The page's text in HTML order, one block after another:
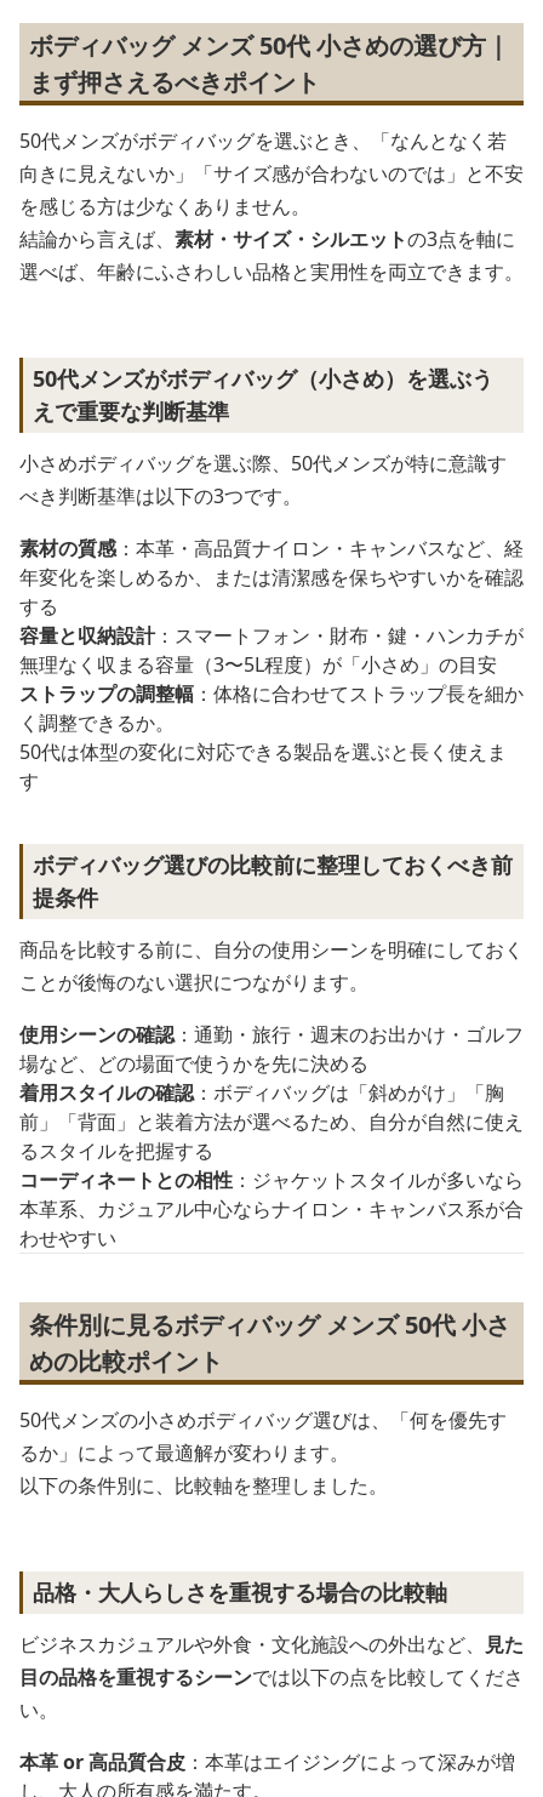
ボディバッグ メンズ 50代 小さめの選び方｜
まず押さえるべきポイント
50代メンズがボディバッグを選ぶとき、「なんとなく若
向きに見えないか」「サイズ感が合わないのでは」と不安
を感じる方は少なくありません。
結論から言えば、 素材・サイズ・シルエットの3点を軸に
選べば、年齢にふさわしい品格と実用性を両立できます。
50代メンズがボディバッグ（小さめ）を選ぶう
えで重要な判断基準
小さめボディバッグを選ぶ際、50代メンズが特に意識す
べき判断基準は以下の3つです。
素材の質感：本革・高品質ナイロン・キャンバスなど、経
年変化を楽しめるか、または清潔感を保ちやすいかを確認
する
容量と収納設計：スマートフォン・財布・鍵・ハンカチが
無理なく収まる容量（3〜5L程度）が「小さめ」の目安
ストラップの調整幅 ：体格に合わせてストラップ長を細か
く調整できるか。
50代は体型の変化に対応できる製品を選ぶと長く使えま
す
ボディバッグ選びの比較前に整理しておくべき前
提条件
商品を比較する前に、自分の使用シーンを明確にしておく
ことが後悔のない選択につながります。
使用シーンの確認：通勤・旅行・週末のお出かけ・ゴルフ
場など、どの場面で使うかを先に決める
着用スタイルの確認：ボディバッグは「斜めがけ」「胸
前」「背面」と装着方法が選べるため、自分が自然に使え
るスタイルを把握する
コーディネートとの相性 ：ジャケットスタイルが多いなら
本革系、カジュアル中心ならナイロン・キャンバス系が合
わせやすい
条件別に見るボディバッグ メンズ 50代 小さ
めの比較ポイント
50代メンズの小さめボディバッグ選びは、「何を優先す
るか」によって最適解が変わります。
以下の条件別に、比較軸を整理しました。
品格・大人らしさを重視する場合の比較軸
ビジネスカジュアルや外食・文化施設への外出など、
見た
目の品格を重視するシーンでは以下の点を比較してくださ
い。
本革 or 高品質合皮 ：本革はエイジングによって深みが増
し、大人の所有感を満たす。